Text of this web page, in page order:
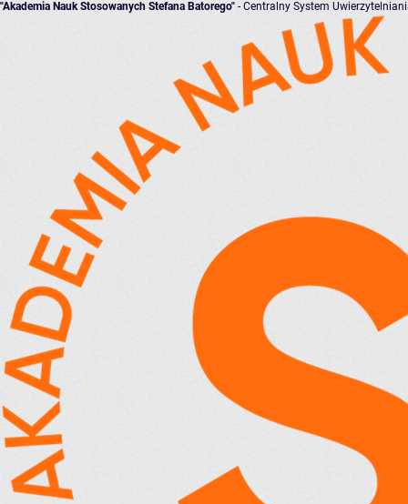
"Akademia Nauk Stosowanych Stefana Batorego" - Centralny System